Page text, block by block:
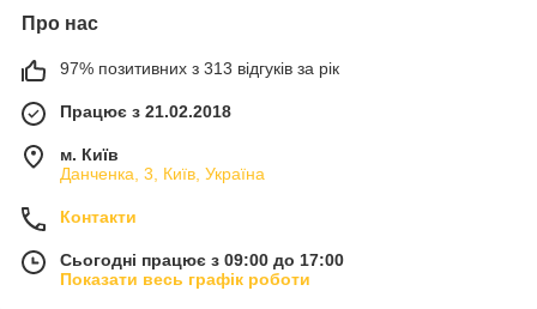
Про нас
97% позитивних з 313 відгуків за рік
Працює з 21.02.2018
м. Київ
Данченка, 3, Київ, Україна
Контакти
Сьогодні працює з 09:00 до 17:00
Показати весь графік роботи